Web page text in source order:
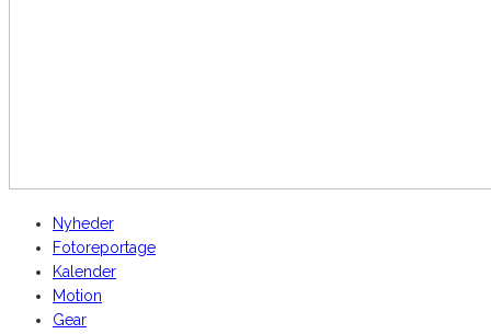
Nyheder
Fotoreportage
Kalender
Motion
Gear